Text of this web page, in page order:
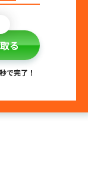
る
秒で完了！